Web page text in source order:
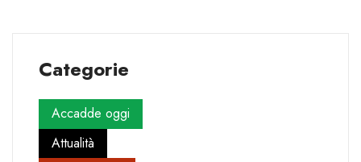
Categorie
Accadde oggi
Attualità